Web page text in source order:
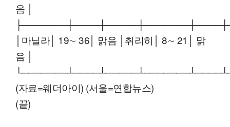
음 │
│마닐라│ 19∼ 36│ 맑음 │취리히│ 8∼ 21│ 맑
음 │
(자료=웨더아이) (서울=연합뉴스)
(끝)